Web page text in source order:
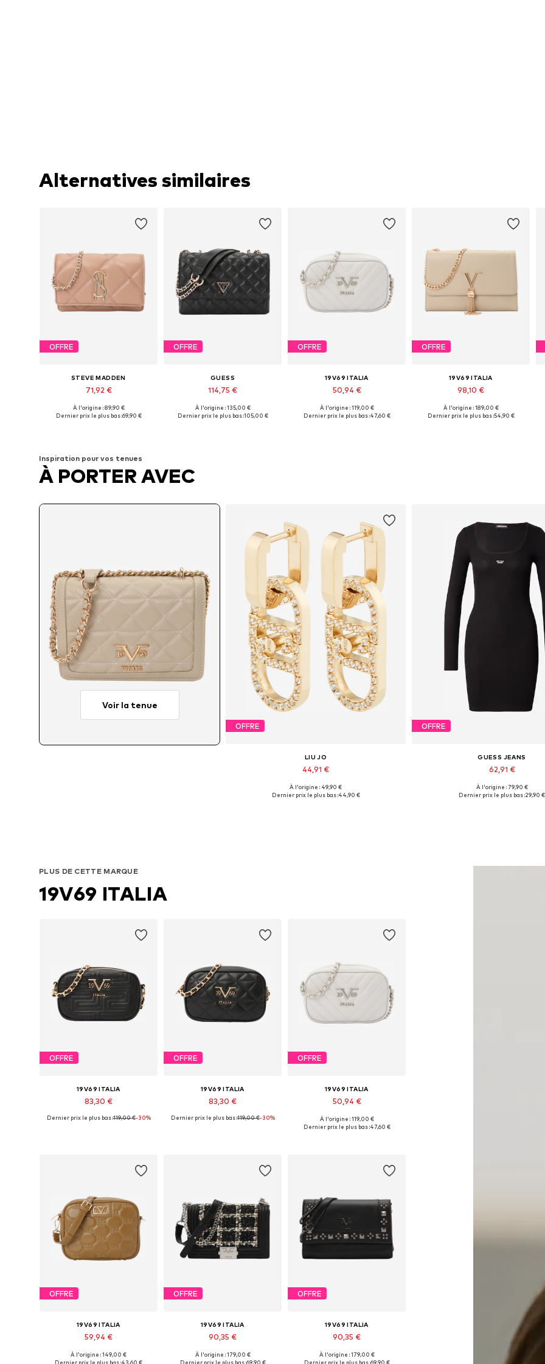
Alternatives similaires
OFFRE
STEVE MADDEN
71,92 €
Tailles disponibles: One Size
À l'origine : 89,90 €
Dernier prix le plus bas :69,90 €
OFFRE
GUESS
114,75 €
Tailles disponibles: One Size
À l'origine : 135,00 €
Dernier prix le plus bas :105,00 €
OFFRE
19V69 ITALIA
50,94 €
Tailles disponibles: One Size
À l'origine : 119,00 €
Dernier prix le plus bas :47,60 €
OFFRE
19V69 ITALIA
98,10 €
Tailles disponibles: One Size
À l'origine : 189,00 €
Dernier prix le plus bas :54,90 €
Inspiration pour vos tenues
À PORTER AVEC
Voir la tenue
OFFRE
LIU JO
44,91 €
Tailles disponibles: One Size
À l'origine : 49,90 €
Dernier prix le plus bas :44,90 €
OFFRE
GUESS JEANS
62,91 €
Tailles disponibles: 34, 40,
À l'origine : 79,90 €
Dernier prix le plus bas :29,90 €
PLUS DE CETTE MARQUE
19V69 ITALIA
OFFRE
19V69 ITALIA
83,30 €
Tailles disponibles: One Size
Dernier prix le plus bas :119,00 €-30%
OFFRE
19V69 ITALIA
83,30 €
Tailles disponibles: One Size
Dernier prix le plus bas :119,00 €-30%
OFFRE
19V69 ITALIA
50,94 €
Tailles disponibles: One Size
À l'origine : 119,00 €
Dernier prix le plus bas :47,60 €
OFFRE
19V69 ITALIA
59,94 €
Tailles disponibles: One Size
À l'origine : 149,00 €
Dernier prix le plus bas :43,60 €
OFFRE
19V69 ITALIA
90,35 €
Tailles disponibles: One Size
À l'origine : 179,00 €
Dernier prix le plus bas :69,90 €
OFFRE
19V69 ITALIA
90,35 €
Tailles disponibles: One Size
À l'origine : 179,00 €
Dernier prix le plus bas :69,90 €